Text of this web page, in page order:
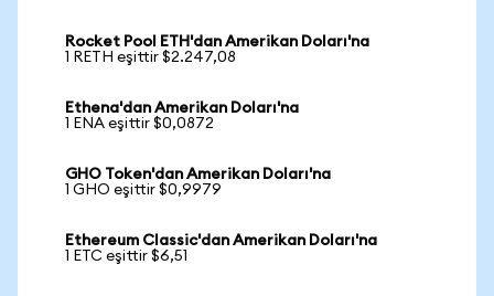
Rocket Pool ETH'dan Amerikan Doları'na
1 RETH eşittir $2.247,08
Ethena'dan Amerikan Doları'na
1 ENA eşittir $0,0872
GHO Token'dan Amerikan Doları'na
1 GHO eşittir $0,9979
Ethereum Classic'dan Amerikan Doları'na
1 ETC eşittir $6,51